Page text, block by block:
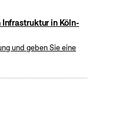
Infrastruktur in Köln-
und geben Sie eine